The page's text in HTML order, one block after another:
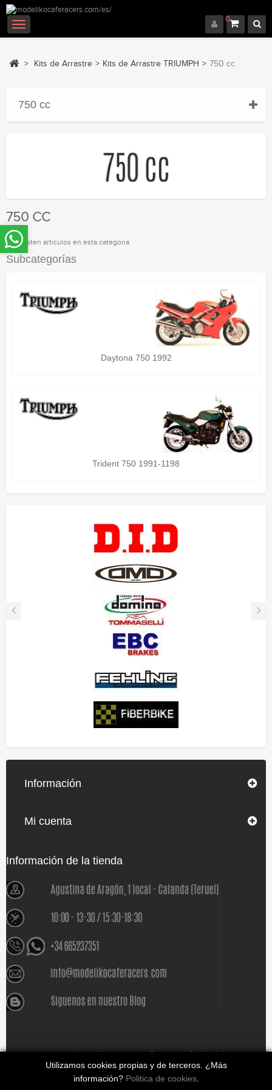
0
Navegación
Toggle
> Kits de Arrastre > Kits de Arrastre TRIUMPH > 750 cc
750 cc
750 CC
No existen articulos en esta categoria
Subcategorías
Daytona 750 1992
Trident 750 1991-1198
Información
Mi cuenta
Información de la tienda
Utilizamos cookies propias y de terceros. ¿Más
información? Politica de cookies.
www.modelikocaferacers.com Designed By Modeliko